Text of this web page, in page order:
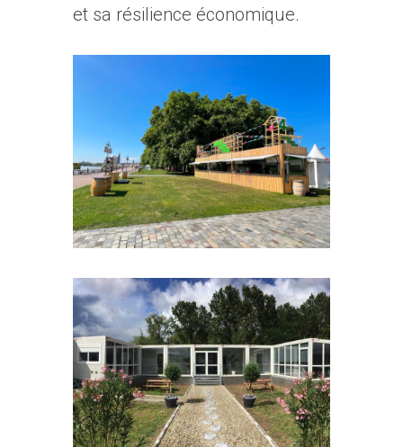
et sa résilience économique.